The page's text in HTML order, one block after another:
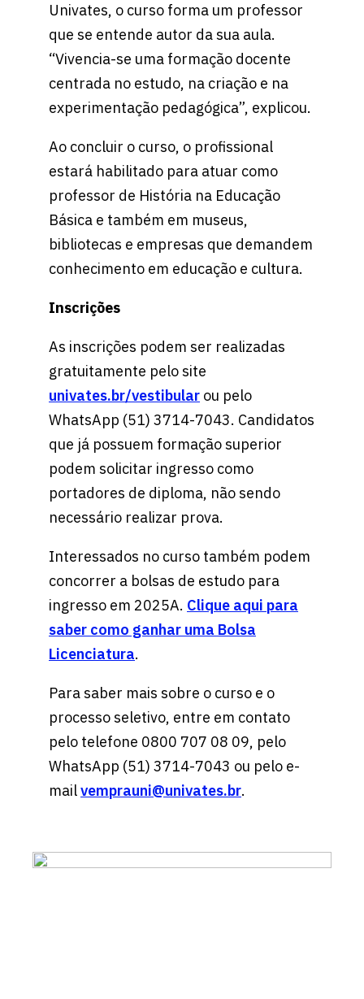
Univates, o curso forma um professor
que se entende autor da sua aula.
“Vivencia-se uma formação docente
centrada no estudo, na criação e na
experimentação pedagógica”, explicou.
Ao concluir o curso, o profissional
estará habilitado para atuar como
professor de História na Educação
Básica e também em museus,
bibliotecas e empresas que demandem
conhecimento em educação e cultura.
Inscrições
As inscrições podem ser realizadas
gratuitamente pelo site
univates.br/vestibular ou pelo
WhatsApp (51) 3714-7043. Candidatos
que já possuem formação superior
podem solicitar ingresso como
portadores de diploma, não sendo
necessário realizar prova.
Interessados no curso também podem
concorrer a bolsas de estudo para
ingresso em 2025A. Clique aqui para
saber como ganhar uma Bolsa
Licenciatura.
Para saber mais sobre o curso e o
processo seletivo, entre em contato
pelo telefone 0800 707 08 09, pelo
WhatsApp (51) 3714-7043 ou pelo e-
mailvemprauni@univates.br.